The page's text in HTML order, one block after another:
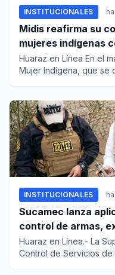
INSTITUCIONALES
Midis reafirma su
mujeres indígenas
Huaraz en Línea En el
Mujer Indígena, que se
INSTITUCIONALES
Sucamec lanza
control de armas,
privada
Huaraz en Línea.- La
Control de Servicios de